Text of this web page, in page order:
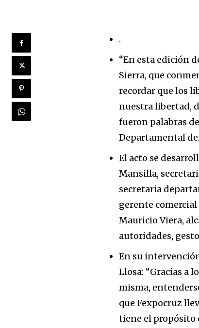
.
“En esta edición
Sierra, que
recordar que los
nuestra libertad,
fueron palabras
Departamental
El acto se
Mansilla,
secretaria
gerente comercial
Mauricio Viera,
autoridades,
En su
Llosa: “Gracias a
misma,
que Fexpocruz
tiene el propósito